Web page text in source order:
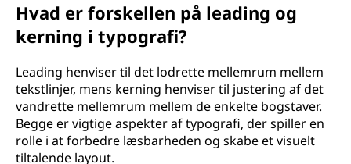
Hvad er forskellen på leading og
kerning i typografi?
Leading henviser til det lodrette mellemrum mellem
tekstlinjer, mens kerning henviser til justering af det
vandrette mellemrum mellem de enkelte bogstaver.
Begge er vigtige aspekter af typografi, der spiller en
rolle i at forbedre læsbarheden og skabe et visuelt
tiltalende layout.